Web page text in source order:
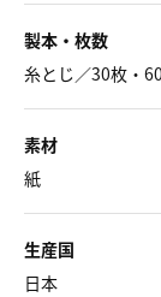
製本・枚数
糸とじ／30枚・
素材
紙
生産国
日本